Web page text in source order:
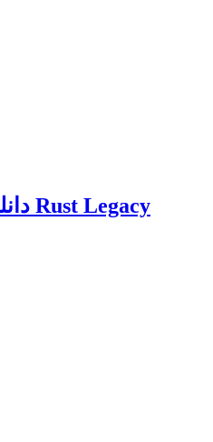
[VIP] دانلود سورس Rust Legacy